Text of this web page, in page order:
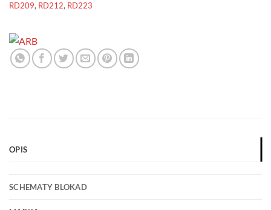
RD209, RD212, RD223
OPIS
SCHEMATY BLOKAD